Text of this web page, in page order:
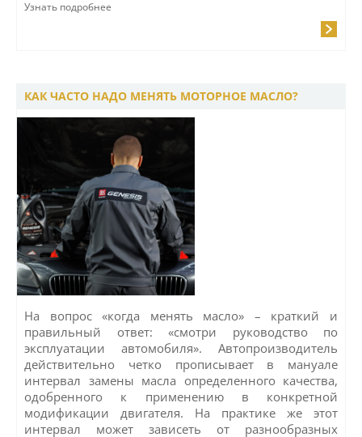
Узнать подробнее
КАК ЧАСТО НАДО МЕНЯТЬ МОТОРНОЕ МАСЛО?
На вопрос «когда менять масло» – краткий и
правильный ответ: «смотри руководство по
эксплуатации автомобиля». Автопроизводитель
действительно четко прописывает в мануале
интервал замены масла определенного качества,
одобренного к применению в конкретной
модификации двигателя. На практике же этот
интервал может зависеть от разнообразных